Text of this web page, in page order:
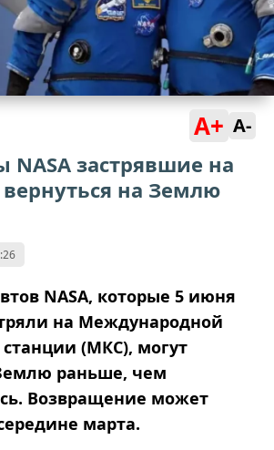
A+ A-
NASA застрявшие на
на Землю
NASA, которые 5 июня
на Международной
(МКС), могут
раньше, чем
Возвращение может
марта.